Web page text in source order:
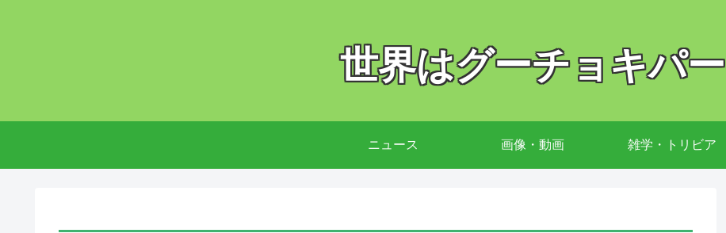
世界はグーチョキパー
ニュース 画像・動画 雑学・トリビア